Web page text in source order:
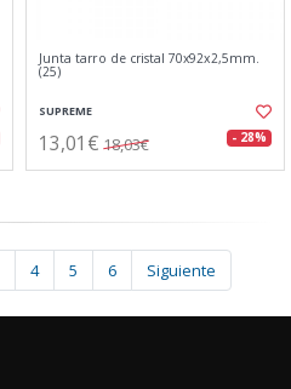
Junta tarro de cristal 70x92x2,5mm.
(25)
SUPREME
13,01€ 18,03€ - 28%
4 5 6 Siguiente